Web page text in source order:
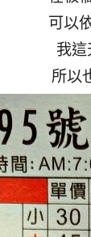
可以
我這
所以